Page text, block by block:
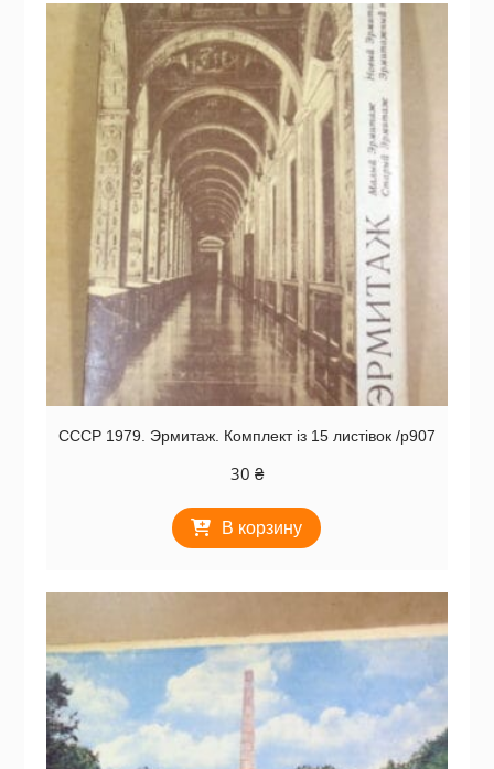
СССР 1979. Эрмитаж. Комплект із 15 листівок /р907
30 ₴
В корзину